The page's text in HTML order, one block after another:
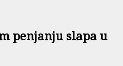
penjanju slapa u